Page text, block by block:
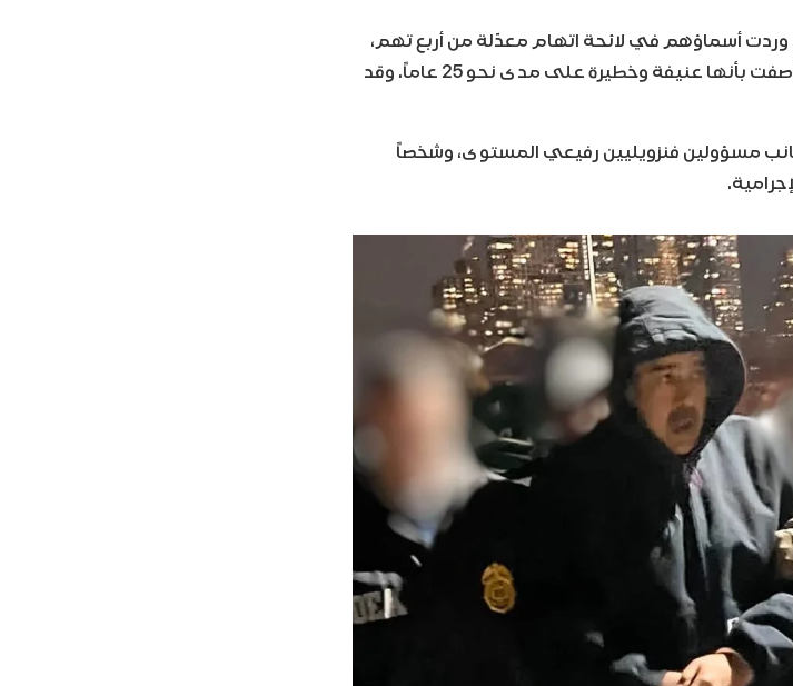
أسماؤهم في لائحة اتهام معدّلة من أربع تهم،
تتهمهم بالتآمر مع شبكات تهريب مخدرات وُصفت بأنها عنيفة وخطيرة على مدى نحو 25 عاماً. وقد
مسؤولين فنزويليين رفيعي المستوى، وشخصاً